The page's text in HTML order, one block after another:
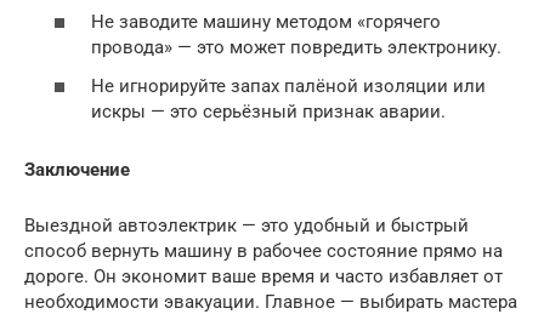
Не заводите машину методом «горячего
провода» — это может повредить электронику.
Не игнорируйте запах палёной изоляции или
искры — это серьёзный признак аварии.
Заключение
Выездной автоэлектрик — это удобный и быстрый
способ вернуть машину в рабочее состояние прямо на
дороге. Он экономит ваше время и часто избавляет от
необходимости эвакуации. Главное — выбирать мастера